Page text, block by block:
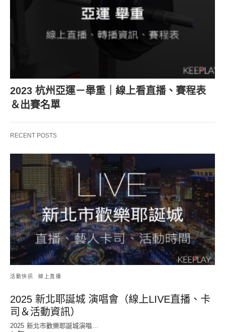
2023 杭州亞運－舉重｜線上看直播、賽程表
＆出賽名單
RECENT POSTS
活動快訊 線上直播
2025 新北耶誕城 演唱會（線上LIVE直播、卡
司＆活動資訊）
2025 新北市歡樂耶誕城演唱...